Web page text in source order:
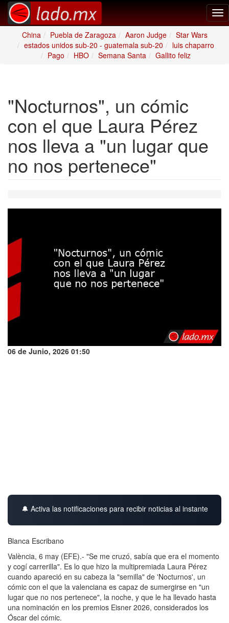
China
Puebla de Zaragoza Aaron Judge
Star Wars
estados unidos sub-20 - guatemala sub-20
luis chaparro
Pago
HBO Semana Santa Gallito feliz
"Nocturnos", un cómic
con el que Laura Pérez
nos lleva a "un lugar que
no nos pertenece"
06 de Junio, 2026 01:50
🔔 Activa las notificaciones para recibir noticias al instante
Blanca Escribano
València, 6 may (EFE).- "Se me cruzó, sabía que era el momento
y cogí carrerilla". Es lo que hizo la multipremiada Laura Pérez
cuando apareció en su cabeza la "semilla" de 'Nocturnos', un
cómic con el que la valenciana es capaz de sumergirse en "un
lugar que no nos pertenece", la noche, y que le ha llevado hasta
una nominación en los premios Eisner 2026, considerados los
Óscar del cómic.